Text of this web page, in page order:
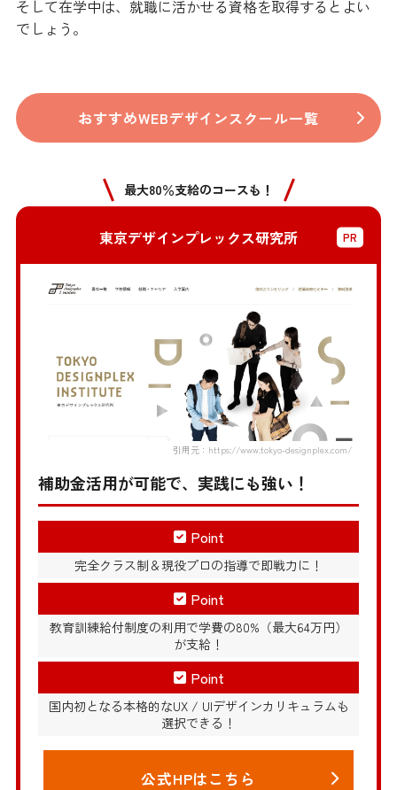
そして在学中は、就職に活かせる資格を取得するとよい
でしょう。
おすすめWEBデザインスクール一覧
最大80％支給のコースも！
東京デザインプレックス研究所
引用元：https://www.tokyo-designplex.com/
補助金活用が可能で、実践にも強い！
Point
完全クラス制＆現役プロの指導で即戦力に！
Point
教育訓練給付制度の利用で学費の80%（最大64万円）
が支給！
Point
国内初となる本格的なUX / UIデザインカリキュラムも
選択できる！
公式HPはこちら